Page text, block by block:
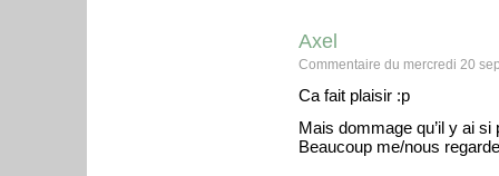
Axel
Commentaire du mercredi 20
Ca fait plaisir :p
Mais dommage qu’il y ai
Beaucoup me/nous